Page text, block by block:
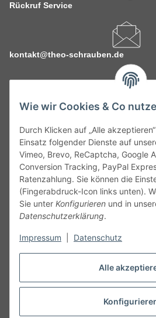
Alle
Wie wir Cookies & Co
Durch Klicken auf „Alle
Einsatz folgender Dienste auf
Vimeo, Brevo, ReCaptcha, Google
Conversion Tracking, PayPal
Ratenzahlung. Sie können die
(Fingerabdruck-Icon links unten).
Sie unter Konfigurieren und in
Datenschutzerklärung.
Impressum Datenschutz
Rückruf Service
kontakt@theo-schrauben.de
Service
Gesetzliche Informationen
Alle technischen Angaben ohne
Angaben vorbehalten. Wenn Sie
unseren Kundenservice.
Vertrag widerrufen